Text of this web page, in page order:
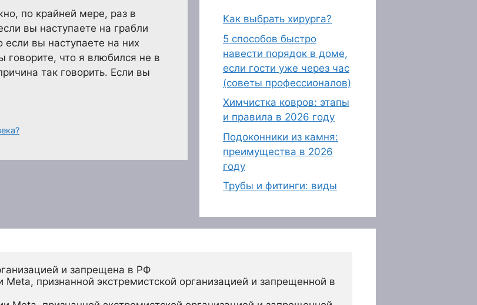
по крайней мере, раз в
вы наступаете на грабли
вы наступаете на них
что я влюбился не в
так говорить. Если вы
Как выбрать хирурга?
5 способов быстро
навести порядок в доме,
если гости уже через час
(советы профессионалов)
Химчистка ковров: этапы
и правила в 2026 году
Подоконники из камня:
преимущества в 2026
году
Трубы и фитинги: виды
и запрещена в РФ
признанной экстремистской организацией и запрещенной в